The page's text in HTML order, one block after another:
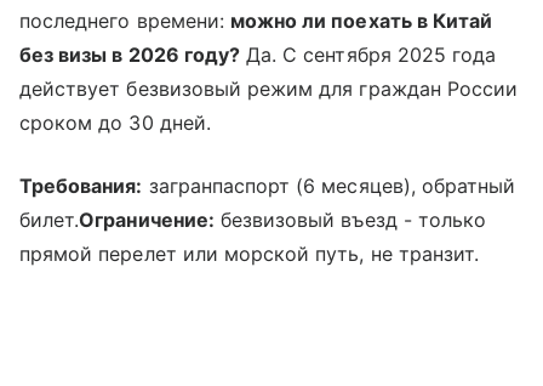
последнего времени: можно ли поехать в Китай
без визы в 2026 году? Да. С сентября 2025 года
действует безвизовый режим для граждан России
сроком до 30 дней.
Требования: загранпаспорт (6 месяцев), обратный
билет.Ограничение: безвизовый въезд - только
прямой перелет или морской путь, не транзит.